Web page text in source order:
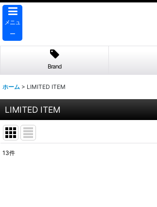
メニュ
ー
Brand
ホーム > LIMITED ITEM
LIMITED ITEM
13件